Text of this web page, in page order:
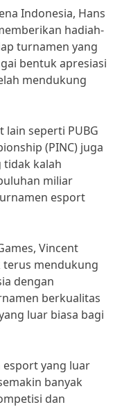
Indonesia, Hans
hadiah-
turnamen yang
bentuk apresiasi
mendukung
seperti PUBG
(PINC) juga
tidak kalah
miliar
esport
Vincent
terus mendukung
dengan
berkualitas
luar biasa bagi
yang luar
banyak
dan